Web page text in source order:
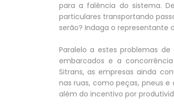
para a falência do sistema.
particulares transportando
serão? Indaga o representante
Paralelo a estes problemas
embarcados e a
Sitrans, as empresas ainda
nas ruas, como peças, pneus e
além do incentivo por